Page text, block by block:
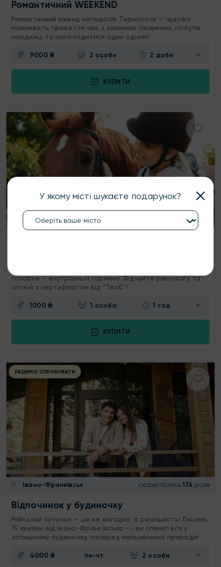
Романтичний WEEKEND
Романтичний вікенд неподалік Тернополя — чудова
можливість провести час з коханою людиною, побути
наодинці та насолодитися один одним!
9000 ₴ 2 особи 2 доби
КУПИТИ
головне — внутрішньої гармонії. Відчуйте рівновагу та
спокій з сертифікатом від “ТвоЄ”!
1000 ₴ 1 особа 1 год
КУПИТИ
РАДИМО СПРОБУВАТИ
Івано-Франківськ скористались 174 разів
Відпочинок у будиночку
Райський куточок — це не вигадка, а реальність! Лишень
15 хвилин від Івано-Франківська — і ви опинитеся у
затишному будиночку посеред мальовничої природи!
4000 ₴ пн-чт 2 особи
У якому місті шукаєте подарунок?